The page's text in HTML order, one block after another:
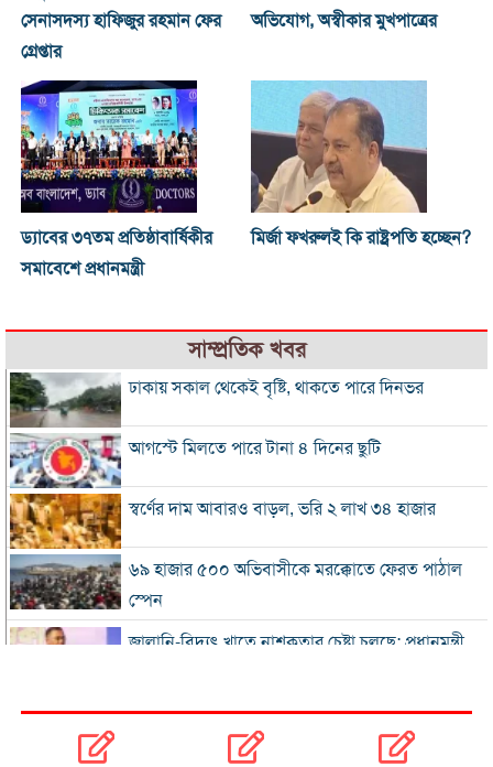
সেনাসদস্য হাফিজুর রহমান ফের
গ্রেপ্তার
অভিযোগ, অস্বীকার মুখপাত্রের
ড্যাবের ৩৭তম প্রতিষ্ঠাবার্ষিকীর
সমাবেশে প্রধানমন্ত্রী
মির্জা ফখরুলই কি রাষ্ট্রপতি হচ্ছেন?
সাম্প্রতিক খবর
ঢাকায় সকাল থেকেই বৃষ্টি, থাকতে পারে দিনভর
আগস্টে মিলতে পারে টানা ৪ দিনের ছুটি
স্বর্ণের দাম আবারও বাড়ল, ভরি ২ লাখ ৩৪ হাজার
৬৯ হাজার ৫০০ অভিবাসীকে মরক্কোতে ফেরত পাঠাল
স্পেন
জ্বালানি-বিদ্যুৎ খাতে নাশকতার চেষ্টা চলছে: প্রধানমন্ত্রী